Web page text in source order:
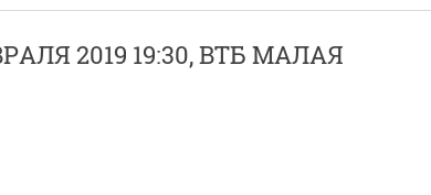
2019 19:30, ВТБ МАЛАЯ